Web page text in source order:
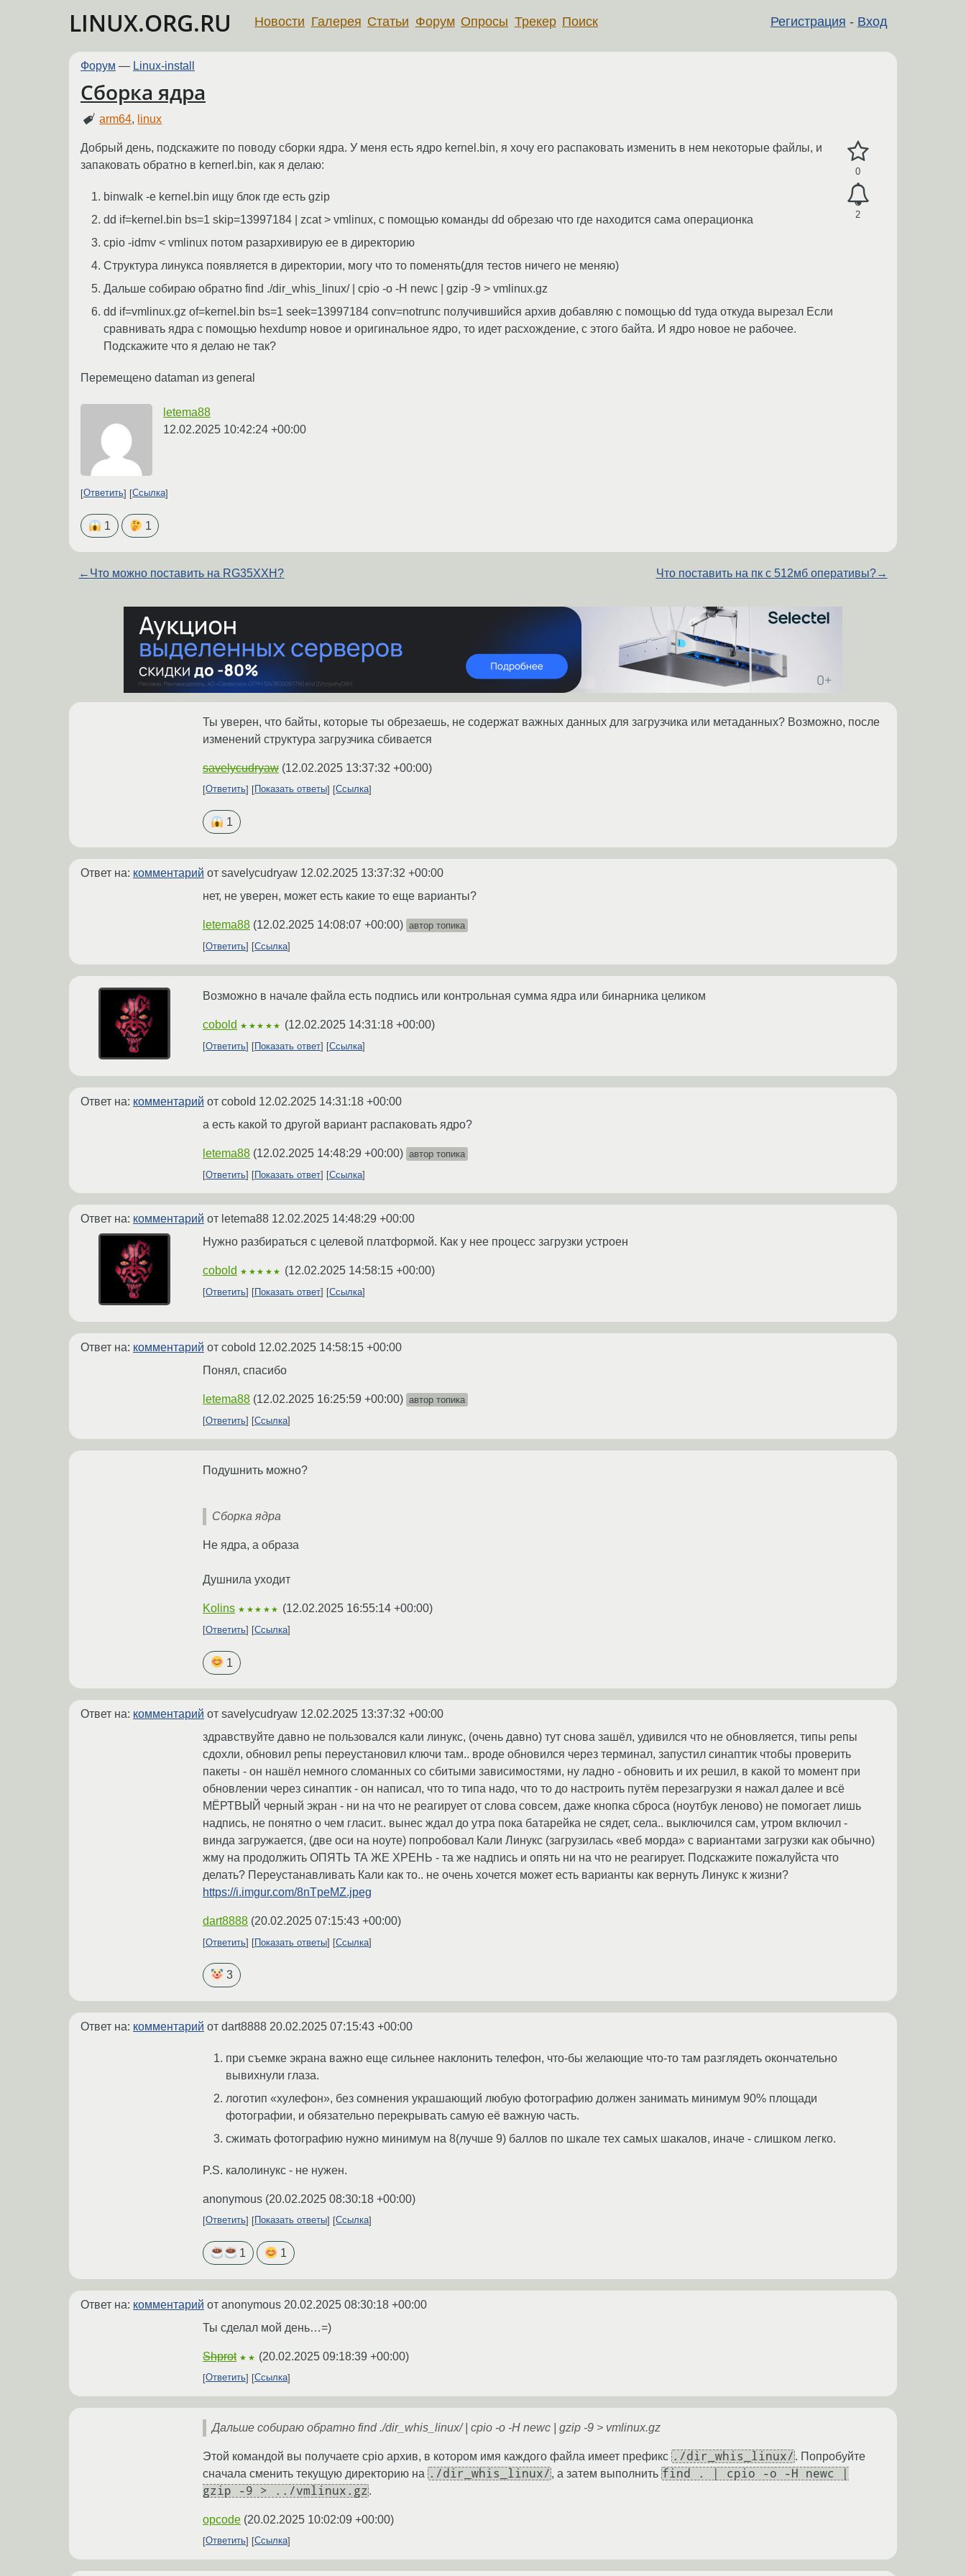
LINUX.ORG.RU Регистрация - Вход
Новости Галерея Статьи Форум Опросы Трекер Поиск
Форум — Linux-install
Сборка ядра
arm64, linux
0
2
Добрый день, подскажите по поводу сборки ядра. У меня есть ядро kernel.bin, я хочу его распаковать изменить в нем некоторые файлы, и
запаковать обратно в kernerl.bin, как я делаю:
binwalk -e kernel.bin ищу блок где есть gzip
dd if=kernel.bin bs=1 skip=13997184 | zcat > vmlinux, с помощью команды dd обрезаю что где находится сама операционка
cpio -idmv < vmlinux потом разархивирую ее в директорию
Структура линукса появляется в директории, могу что то поменять(для тестов ничего не меняю)
Дальше собираю обратно find ./dir_whis_linux/ | cpio -o -H newc | gzip -9 > vmlinux.gz
dd if=vmlinux.gz of=kernel.bin bs=1 seek=13997184 conv=notrunc получившийся архив добавляю с помощью dd туда откуда вырезал Если
сравнивать ядра с помощью hexdump новое и оригинальное ядро, то идет расхождение, с этого байта. И ядро новое не рабочее.
Подскажите что я делаю не так?
Перемещено dataman из general
letema88
12.02.2025 10:42:24 +00:00
Ответить Ссылка
1 1
← Что можно поставить на RG35XXH? Что поставить на пк с 512мб оперативы?→
Ты уверен, что байты, которые ты обрезаешь, не содержат важных данных для загрузчика или метаданных? Возможно, после
изменений структура загрузчика сбивается
savelycudryaw (12.02.2025 13:37:32 +00:00)
Ответить Показать ответы Ссылка
1
Ответ на: комментарий от savelycudryaw 12.02.2025 13:37:32 +00:00
нет, не уверен, может есть какие то еще варианты?
letema88 (12.02.2025 14:08:07 +00:00) автор топика
Ответить
Ссылка
Возможно в начале файла есть подпись или контрольная сумма ядра или бинарника целиком
cobold ★★★★★ (12.02.2025 14:31:18 +00:00)
Ответить Показать ответ Ссылка
Ответ на: комментарий от cobold 12.02.2025 14:31:18 +00:00
а есть какой то другой вариант распаковать ядро?
letema88 (12.02.2025 14:48:29 +00:00) автор топика
Ответить
Показать ответ Ссылка
Ответ на: комментарий от letema88 12.02.2025 14:48:29 +00:00
Нужно разбираться с целевой платформой. Как у нее процесс загрузки устроен
cobold ★★★★★ (12.02.2025 14:58:15 +00:00)
Ответить Показать ответ Ссылка
Ответ на: комментарий от cobold 12.02.2025 14:58:15 +00:00
Понял, спасибо
letema88 (12.02.2025 16:25:59 +00:00) автор топика
Ответить
Ссылка
Подушнить можно?
Сборка ядра
Не ядра, а образа
Душнила уходит
Kolins ★★★★★ (12.02.2025 16:55:14 +00:00)
Ответить Ссылка
1
Ответ на: комментарий от savelycudryaw 12.02.2025 13:37:32 +00:00
здравствуйте давно не пользовался кали линукс, (очень давно) тут снова зашёл, удивился что не обновляется, типы репы
сдохли, обновил репы переустановил ключи там.. вроде обновился через терминал, запустил синаптик чтобы проверить
пакеты - он нашёл немного сломанных со сбитыми зависимостями, ну ладно - обновить и их решил, в какой то момент при
обновлении через синаптик - он написал, что то типа надо, что то до настроить путём перезагрузки я нажал далее и всё
МЁРТВЫЙ черный экран - ни на что не реагирует от слова совсем, даже кнопка сброса (ноутбук леново) не помогает лишь
надпись, не понятно о чем гласит.. вынес ждал до утра пока батарейка не сядет, села.. выключился сам, утром включил -
винда загружается, (две оси на ноуте) попробовал Кали Линукс (загрузилась «веб морда» с вариантами загрузки как обычно)
жму на продолжить ОПЯТЬ ТА ЖЕ ХРЕНЬ - та же надпись и опять ни на что не реагирует. Подскажите пожалуйста что
делать? Переустанавливать Кали как то.. не очень хочется может есть варианты как вернуть Линукс к жизни?
https://i.imgur.com/8nTpeMZ.jpeg
dart8888 (20.02.2025 07:15:43 +00:00)
Ответить Показать ответы Ссылка
3
Ответ на: комментарий от dart8888 20.02.2025 07:15:43 +00:00
при съемке экрана важно еще сильнее наклонить телефон, что-бы желающие что-то там разглядеть окончательно
вывихнули глаза.
логотип «хулефон», без сомнения украшающий любую фотографию должен занимать минимум 90% площади
фотографии, и обязательно перекрывать самую её важную часть.
сжимать фотографию нужно минимум на 8(лучше 9) баллов по шкале тех самых шакалов, иначе - слишком легко.
P.S. калолинукс - не нужен.
anonymous (20.02.2025 08:30:18 +00:00)
Ответить Показать ответы Ссылка
1 1
Ответ на: комментарий от anonymous 20.02.2025 08:30:18 +00:00
Ты сделал мой день…=)
Shprot ★★ (20.02.2025 09:18:39 +00:00)
Ответить Ссылка
Дальше собираю обратно find ./dir_whis_linux/ | cpio -o -H newc | gzip -9 > vmlinux.gz
Этой командой вы получаете cpio архив, в котором имя каждого файла имеет префикс ./dir_whis_linux/ . Попробуйте
сначала сменить текущую директорию на ./dir_whis_linux/ , а затем выполнить find . | cpio -o -H newc |
gzip -9 > ../vmlinux.gz .
opcode (20.02.2025 10:02:09 +00:00)
Ответить Ссылка